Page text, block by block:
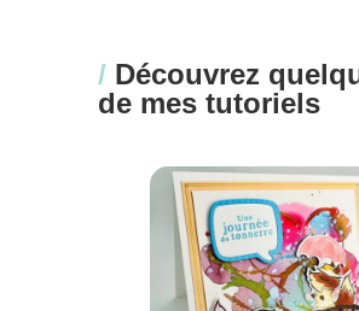
/ Découvrez
de mes tutoriels